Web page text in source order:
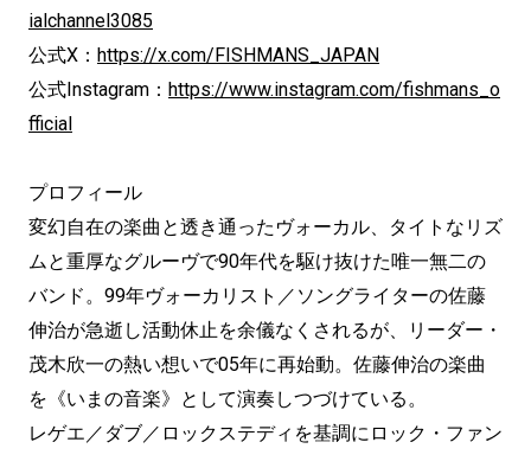
ialchannel3085
公式X： https://x.com/FISHMANS_JAPAN
公式Instagram： https://www.instagram.com/fishmans_o
fficial
プロフィール
変幻自在の楽曲と透き通ったヴォーカル、タイトなリズ
ムと重厚なグルーヴで90年代を駆け抜けた唯一無二の
バンド。99年ヴォーカリスト／ソングライターの佐藤
伸治が急逝し活動休止を余儀なくされるが、リーダー・
茂木欣一の熱い想いで05年に再始動。佐藤伸治の楽曲
を《いまの音楽》として演奏しつづけている。
レゲエ／ダブ／ロックステディを基調にロック・ファン